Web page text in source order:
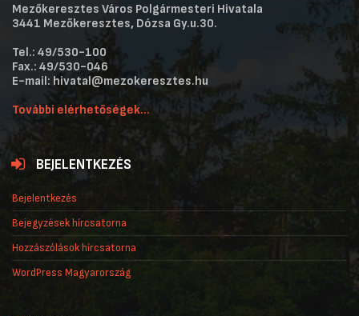
Mezőkeresztes Város Polgármesteri Hivatala
3441 Mezőkeresztes, Dózsa Gy.u.30.
Tel.: 49/530-100
Fax.: 49/530-046
E-mail: hivatal@mezokeresztes.hu
További elérhetőségek...
BEJELENTKEZÉS
Bejelentkezés
Bejegyzések hírcsatorna
Hozzászólások hírcsatorna
WordPress Magyarország